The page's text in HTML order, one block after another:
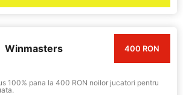
Winmasters 400 RON
100% pana la 400 RON noilor jucatori pentru